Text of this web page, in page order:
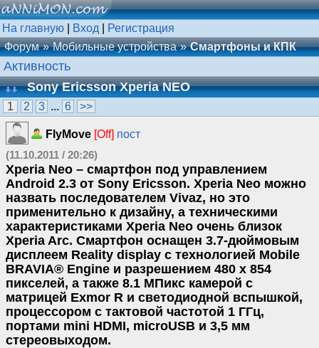
На главную Вход
Регистрация
Форум
Мобильные устройства Смартфоны и КПК
Активность
Sony Ericsson Xperia NEO
1 2 3 ... 6 >>
FlyMove [Off] пост
(11.10.2011 / 20:26)
Xperia Neo – смартфон под управлением
Android 2.3 от Sony Ericsson. Xperia Neo можно
назвать последователем Vivaz, но это
применительно к дизайну, а техническими
характеристиками Xperia Neo очень близок
Xperia Arc. Смартфон оснащен 3.7-дюймовым
дисплеем Reality display с технологией Mobile
BRAVIA® Engine и разрешением 480 х 854
пикселей, а также 8.1 МПикс камерой с
матрицей Exmor R и светодиодной вспышкой,
процессором с тактовой частотой 1 ГГц,
портами mini HDMI, microUSB и 3,5 мм
стереовыходом.